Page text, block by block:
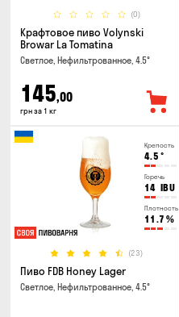
(0)
Крафтовое пиво Volynski
Browar La Tomatina
Светлое, Нефильтрованное, 4.5°
145,00
грн за 1 кг
Крепость
4.5 °
Горечь
14 IBU
Плотность
11.7 %
(23)
Пиво FDB Honey Lager
Светлое, Нефильтрованное, 4.5°